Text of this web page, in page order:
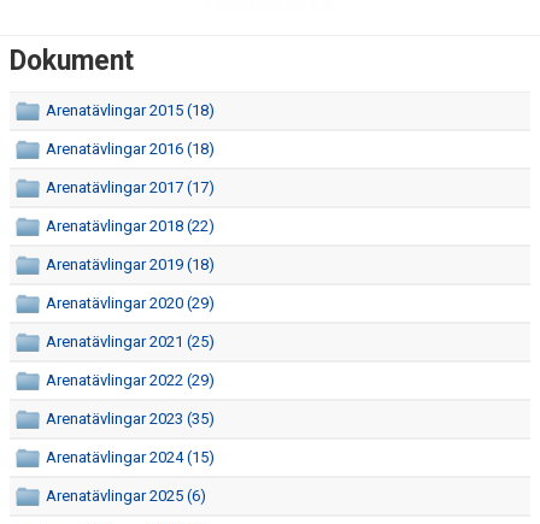
GULDLOPPET
MINIORLANDSLAGET
Dokument
Arenatävlingar 2015 (18)
Arenatävlingar 2016 (18)
Arenatävlingar 2017 (17)
Arenatävlingar 2018 (22)
Arenatävlingar 2019 (18)
Arenatävlingar 2020 (29)
Arenatävlingar 2021 (25)
Arenatävlingar 2022 (29)
Arenatävlingar 2023 (35)
Arenatävlingar 2024 (15)
Arenatävlingar 2025 (6)